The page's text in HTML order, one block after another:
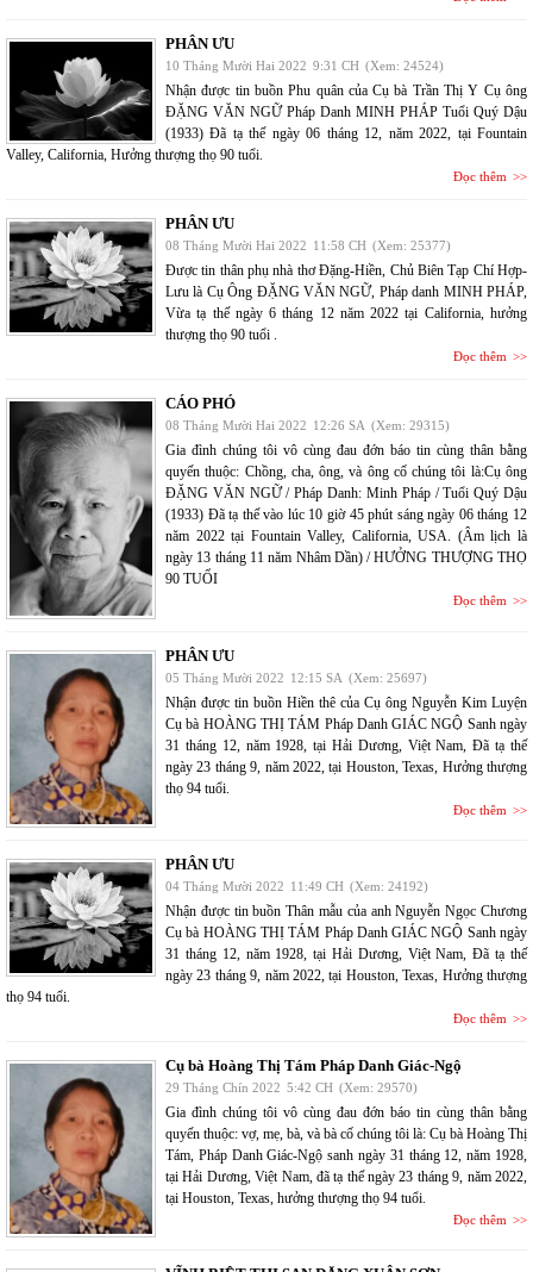
PHÂN ƯU
10 Tháng Mười Hai 2022 9:31 CH (Xem: 24524)
Nhận được tin buồn Phu quân của Cụ bà Trần Thị Y Cụ ông
ĐẶNG VĂN NGỮ Pháp Danh MINH PHÁP Tuổi Quý Dậu
(1933) Đã tạ thế ngày 06 tháng 12, năm 2022, tại Fountain
Valley, California, Hưởng thượng thọ 90 tuổi.
Đọc thêm
PHÂN ƯU
08 Tháng Mười Hai 2022 11:58 CH (Xem: 25377)
Được tin thân phụ nhà thơ Đặng-Hiền, Chủ Biên Tạp Chí Hợp-
Lưu là Cụ Ông ĐẶNG VĂN NGỮ, Pháp danh MINH PHÁP,
Vừa tạ thế ngày 6 tháng 12 năm 2022 tại California, hưởng
thượng thọ 90 tuổi .
Đọc thêm
CÁO PHÓ
08 Tháng Mười Hai 2022 12:26 SA (Xem: 29315)
Gia đình chúng tôi vô cùng đau đớn báo tin cùng thân bằng
quyến thuộc: Chồng, cha, ông, và ông cố chúng tôi là:Cụ ông
ĐẶNG VĂN NGỮ / Pháp Danh: Minh Pháp / Tuổi Quý Dậu
(1933) Đã tạ thế vào lúc 10 giờ 45 phút sáng ngày 06 tháng 12
năm 2022 tại Fountain Valley, California, USA. (Âm lịch là
ngày 13 tháng 11 năm Nhâm Dần) / HƯỞNG THƯỢNG THỌ
90 TUỔI
Đọc thêm
PHÂN ƯU
05 Tháng Mười 2022 12:15 SA (Xem: 25697)
Nhận được tin buồn Hiền thê của Cụ ông Nguyễn Kim Luyện
Cụ bà HOÀNG THỊ TÁM Pháp Danh GIÁC NGỘ Sanh ngày
31 tháng 12, năm 1928, tại Hải Dương, Việt Nam, Đã tạ thế
ngày 23 tháng 9, năm 2022, tại Houston, Texas, Hưởng thượng
thọ 94 tuổi.
Đọc thêm
PHÂN ƯU
04 Tháng Mười 2022 11:49 CH (Xem: 24192)
Nhận được tin buồn Thân mẫu của anh Nguyễn Ngọc Chương
Cụ bà HOÀNG THỊ TÁM Pháp Danh GIÁC NGỘ Sanh ngày
31 tháng 12, năm 1928, tại Hải Dương, Việt Nam, Đã tạ thế
ngày 23 tháng 9, năm 2022, tại Houston, Texas, Hưởng thượng
thọ 94 tuổi.
Đọc thêm
Cụ bà Hoàng Thị Tám Pháp Danh Giác-Ngộ
29 Tháng Chín 2022 5:42 CH (Xem: 29570)
Gia đình chúng tôi vô cùng đau đớn báo tin cùng thân bằng
quyến thuộc: vợ, mẹ, bà, và bà cố chúng tôi là: Cụ bà Hoàng Thị
Tám, Pháp Danh Giác-Ngộ sanh ngày 31 tháng 12, năm 1928,
tại Hải Dương, Việt Nam, đã tạ thế ngày 23 tháng 9, năm 2022,
tại Houston, Texas, hưởng thượng thọ 94 tuổi.
Đọc thêm